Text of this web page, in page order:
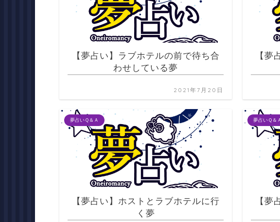
【夢占い】ラブホテルの前で待ち合
わせしている夢
2021年7月20日
【夢
夢占いＱ＆Ａ
【夢占い】ホストとラブホテルに行
く夢
夢占いＱ＆
【夢